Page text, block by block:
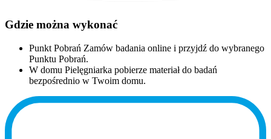
Gdzie można wykonać
Punkt Pobrań Zamów badania online i przyjdź do wybranego
Punktu Pobrań.
W domu Pielęgniarka pobierze materiał do badań
bezpośrednio w Twoim domu.